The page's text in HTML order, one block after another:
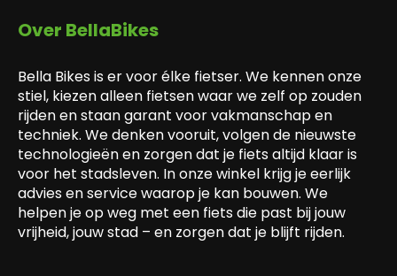
Over BellaBikes
Bella Bikes is er voor élke fietser. We kennen onze
stiel, kiezen alleen fietsen waar we zelf op zouden
rijden en staan garant voor vakmanschap en
techniek. We denken vooruit, volgen de nieuwste
technologieën en zorgen dat je fiets altijd klaar is
voor het stadsleven. In onze winkel krijg je eerlijk
advies en service waarop je kan bouwen. We
helpen je op weg met een fiets die past bij jouw
vrijheid, jouw stad – en zorgen dat je blijft rijden.